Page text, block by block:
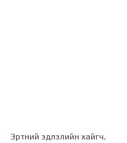
Эртний эдлэлийн хайгч,